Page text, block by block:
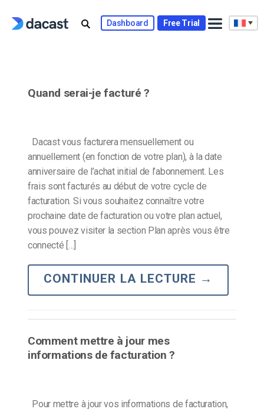
Dashboard Free Trial
Quand serai-je facturé ?
Dacast vous facturera mensuellement ou
annuellement (en fonction de votre plan), à la date
anniversaire de l’achat initial de l’abonnement. Les
frais sont facturés au début de votre cycle de
facturation. Si vous souhaitez connaître votre
prochaine date de facturation ou votre plan actuel,
vous pouvez visiter la section Plan après vous être
connecté […]
CONTINUER LA LECTURE →
Comment mettre à jour mes
informations de facturation ?
Pour mettre à jour vos informations de facturation,